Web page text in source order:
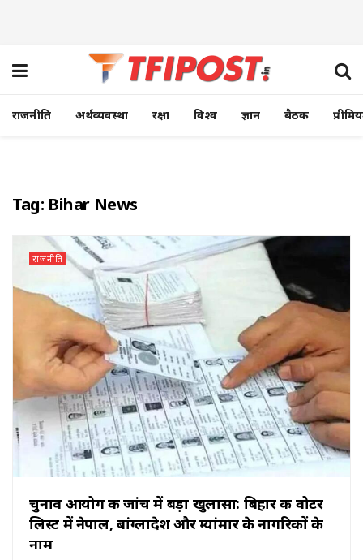
राजनीति अर्थव्यवस्था रक्षा विश्व ज्ञान बैठक
Tag: Bihar News
राजनीति
चुनाव आयोग की जांच में बड़ा खुलासा: बिहार की वोटर
लिस्ट में नेपाल, बांग्लादेश और म्यांमार के नागरिकों के
नाम